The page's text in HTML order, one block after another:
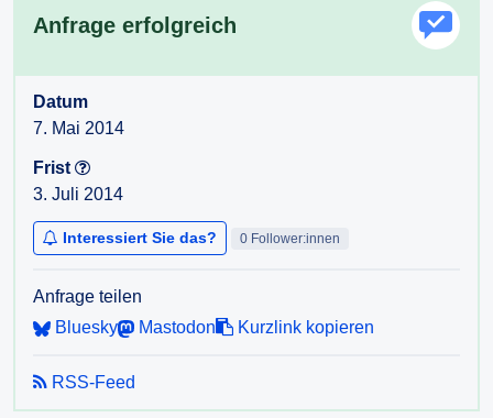
Anfrage erfolgreich
Datum
7. Mai 2014
Frist
3. Juli 2014
Interessiert Sie das? 0 Follower:innen
Anfrage teilen
Bluesky
Mastodon Kurzlink kopieren
RSS-Feed